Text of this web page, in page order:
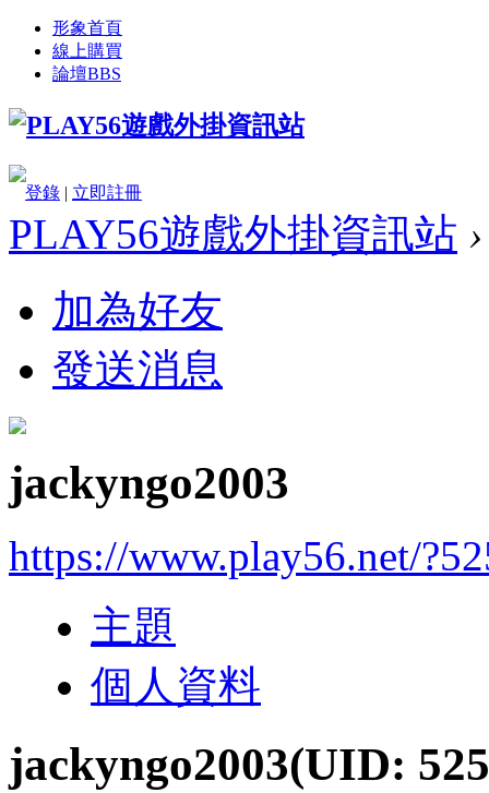
形象首頁
線上購買
論壇BBS
登錄 | 立即註冊
PLAY56遊戲外掛資訊站 ›
加為好友
發送消息
jackyngo2003
https://www.play56.net/
主題
個人資料
jackyngo2003(UID: